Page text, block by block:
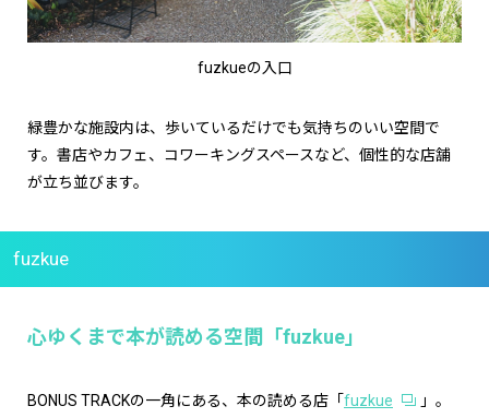
fuzkueの入口
緑豊かな施設内は、歩いているだけでも気持ちのいい空間で
す。書店やカフェ、コワーキングスペースなど、個性的な店舗
が立ち並びます。
fuzkue
心ゆくまで本が読める空間「fuzkue」
BONUS TRACKの一角にある、本の読める店「 fuzkue
」。